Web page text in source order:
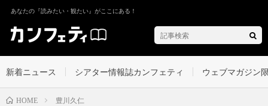
あなたの『読みたい・観たい』がここにある！
新着ニュース シアター情報誌カンフェティ ウェブマガジン
HOME 豊川久仁